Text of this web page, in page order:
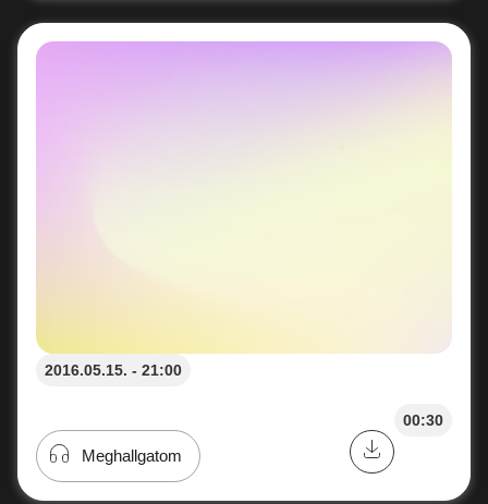
2016.05.15. - 21:00
00:30
Meghallgatom